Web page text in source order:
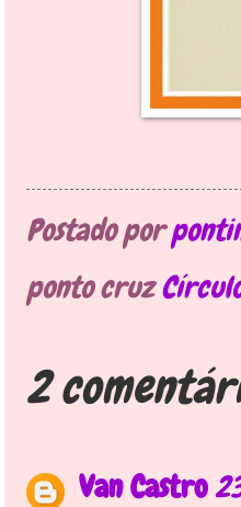
Postado por
ponto cruz
2
Van Castro